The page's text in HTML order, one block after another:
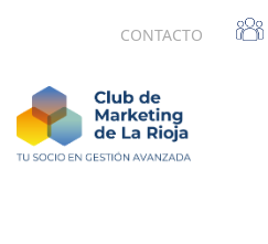
CONTACTO